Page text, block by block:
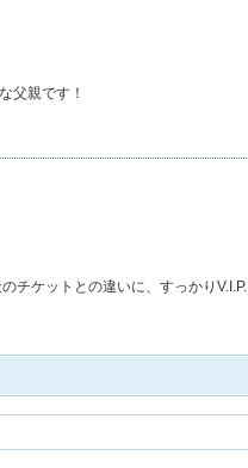
父親です！
チケットとの違いに、すっかりV.I.P.